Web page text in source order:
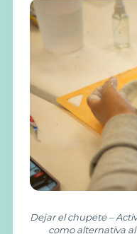
Dejar el chupete –
como alternativa